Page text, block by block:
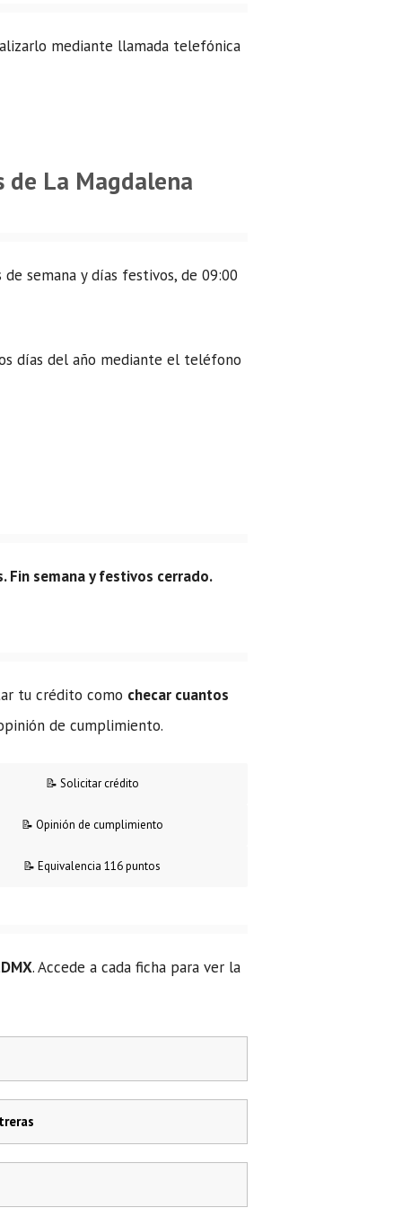
mediante llamada telefónica
de La Magdalena
semana y días festivos, de 09:00
días del año mediante el teléfono
Fin semana y festivos cerrado.
tu crédito como checar cuantos
de cumplimiento.
📝 Solicitar crédito
📝 Opinión de cumplimiento
📝 Equivalencia 116 puntos
. Accede a cada ficha para ver la